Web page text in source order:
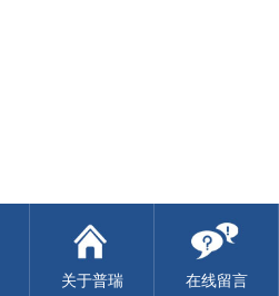
关于普瑞 在线留言